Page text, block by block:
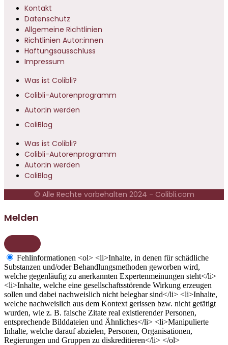
Kontakt
Datenschutz
Allgemeine Richtlinien
Richtlinien Autor:innen
Haftungsausschluss
Impressum
Was ist Colibli?
Colibli-Autorenprogramm
Autor:in werden
ColiBlog
Was ist Colibli?
Colibli-Autorenprogramm
Autor:in werden
ColiBlog
© Alle Rechte vorbehalten 2024 - Colibli.com
Melden
Fehlinformationen <ol> <li>Inhalte, in denen für schädliche
Substanzen und/oder Behandlungsmethoden geworben wird,
welche gegenläufig zu anerkannten Expertenmeinungen steht</li>
<li>Inhalte, welche eine gesellschaftsstörende Wirkung erzeugen
sollen und dabei nachweislich nicht belegbar sind</li> <li>Inhalte,
welche nachweislich aus dem Kontext gerissen bzw. nicht getätigt
wurden, wie z. B. falsche Zitate real existierender Personen,
entsprechende Bilddateien und Ähnliches</li> <li>Manipulierte
Inhalte, welche darauf abzielen, Personen, Organisationen,
Regierungen und Gruppen zu diskreditieren</li> </ol>